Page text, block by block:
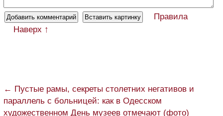
Правила
Наверх ↑
← Пустые рамы, секреты столетних негативов и
параллель с больницей: как в Одесском
художественном День музеев отмечают (фото)